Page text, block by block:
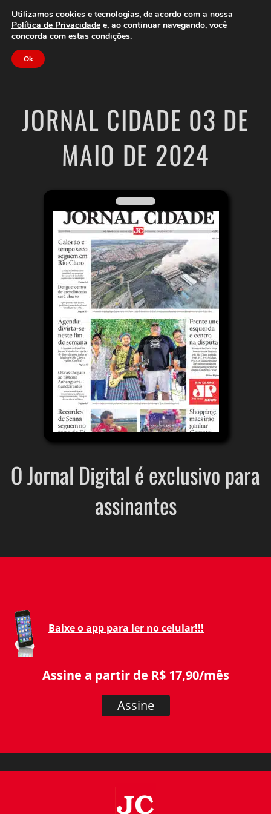
Clube do Assinante Área do Assinante
JORNAL CIDADE 03 DE
MAIO DE 2024
O Jornal Digital é exclusivo para
assinantes
Baixe o app para ler no celular!!!
Assine a partir de R$ 17,90/mês
Assine
Utilizamos cookies e tecnologias, de acordo com a nossa
Política de Privacidade e, ao continuar navegando, você
concorda com estas condições.
Ok